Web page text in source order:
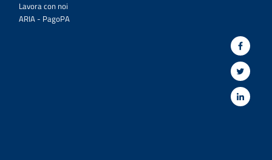
Lavora con noi
ARIA - PagoPA